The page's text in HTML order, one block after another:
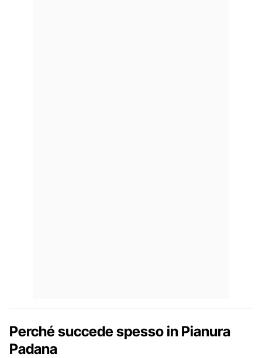
Perché succede spesso in Pianura
Padana